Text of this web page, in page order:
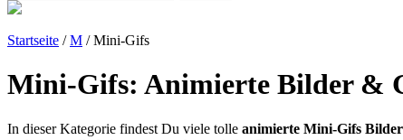
Startseite /M / Mini-Gifs
Mini-Gifs: Animierte Bilder &
In dieser Kategorie findest Du viele tolle animierte Mini-Gifs